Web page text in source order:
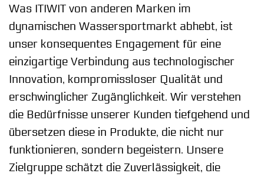
Was ITIWIT von anderen Marken im
dynamischen Wassersportmarkt abhebt, ist
unser konsequentes Engagement für eine
einzigartige Verbindung aus technologischer
Innovation, kompromissloser Qualität und
erschwinglicher Zugänglichkeit. Wir verstehen
die Bedürfnisse unserer Kunden tiefgehend und
übersetzen diese in Produkte, die nicht nur
funktionieren, sondern begeistern. Unsere
Zielgruppe schätzt die Zuverlässigkeit, die